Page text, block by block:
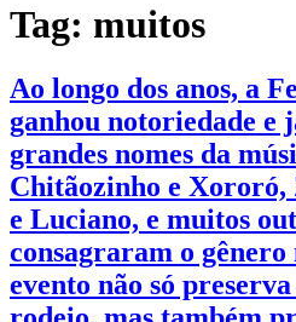
Tag: muitos
Ao longo dos anos, a
ganhou notoriedade e
grandes nomes da
Chitãozinho e Xororó,
e Luciano, e muitos
consagraram o
evento não só